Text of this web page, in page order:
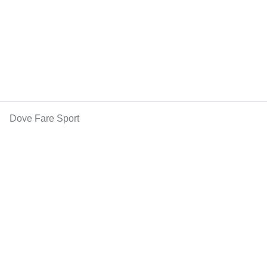
Dove Fare Sport